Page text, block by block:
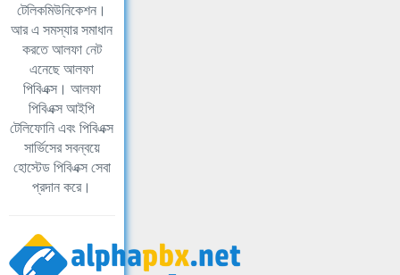
টেলিকমিউনিকেশন।
আর এ সমস্যার সমাধান
করতে আলফা নেট
এনেছে আলফা
পিবিএক্স। আলফা
পিবিএক্স আইপি
টেলিফোনি এবং পিবিএক্স
সার্ভিসের সবন্বয়ে
হোস্টেড পিবিএক্স সেবা
প্রদান করে।